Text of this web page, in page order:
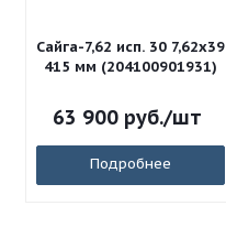
Сайга-7,62 исп. 30 7,62x39
415 мм (204100901931)
63 900руб./шт
Подробнее